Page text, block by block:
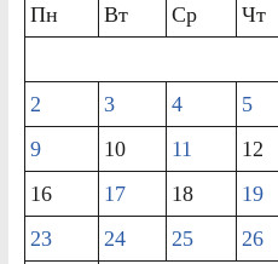
Пн Вт Ср Чт
2
3 4 5
9
10 11 12
16
17 18 19
23
24 25 26